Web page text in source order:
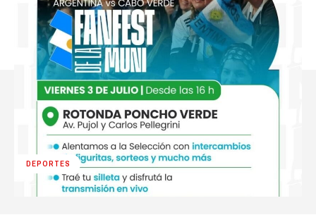
DEPORTES